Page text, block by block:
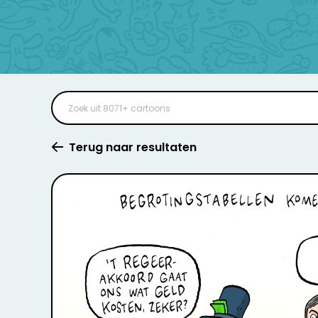
Terug naar resultaten